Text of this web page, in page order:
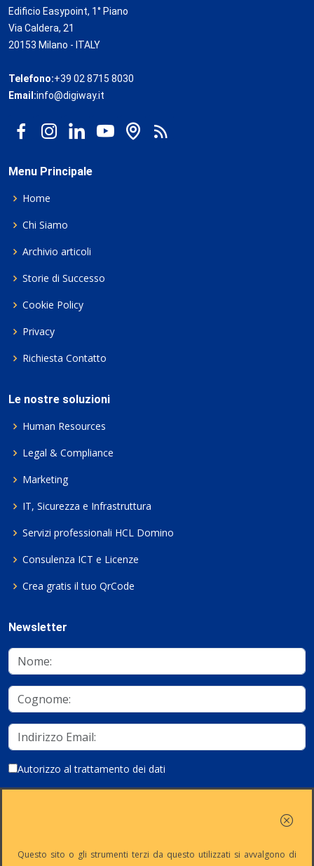
Edificio Easypoint, 1° Piano
Via Caldera, 21
20153 Milano - ITALY
Telefono:+39 02 8715 8030
Email:info@digiway.it
Menu Principale
Home
Chi Siamo
Archivio articoli
Storie di Successo
Cookie Policy
Privacy
Richiesta Contatto
Le nostre soluzioni
Human Resources
Legal & Compliance
Marketing
IT, Sicurezza e Infrastruttura
Servizi professionali HCL Domino
Consulenza ICT e Licenze
Crea gratis il tuo QrCode
Newsletter
Autorizzo al trattamento dei dati
Questo sito o gli strumenti terzi da questo utilizzati si avvalgono di